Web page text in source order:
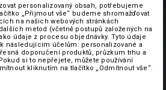
personalizovaný obsah, potřebujeme
„Přijmout vše“ budeme shromažďovat
na našich webových stránkách
metod (včetně postupů založených na
údaje z procesu objednávky. Tyto údaje
následujícím účelům: personalizované a
doporučení produktů, průzkum trhu a
si to nepřejete, můžete používání
kliknutím na tlačítko „Odmítnout vše“.